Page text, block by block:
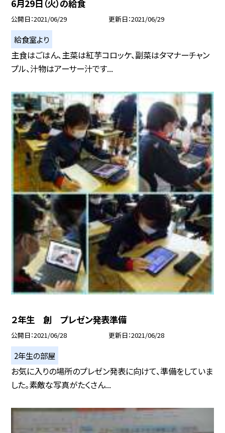
6月29日（火）の給食
公開日 2021/06/29 更新日 2021/06/29
給食室より
主食はごはん、主菜は紅芋コロッケ、副菜はタマナーチャン
プル、汁物はアーサー汁です...
２年生 創 プレゼン発表準備
公開日 2021/06/28 更新日 2021/06/28
2年生の部屋
お気に入りの場所のプレゼン発表に向けて、準備をしていま
した。素敵な写真がたくさん...